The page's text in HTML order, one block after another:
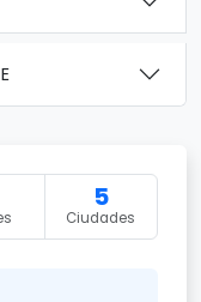
5
Ciudades